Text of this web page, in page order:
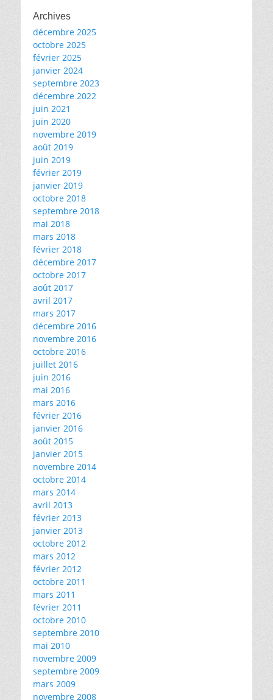
Archives
décembre 2025
octobre 2025
février 2025
janvier 2024
septembre 2023
décembre 2022
juin 2021
juin 2020
novembre 2019
août 2019
juin 2019
février 2019
janvier 2019
octobre 2018
septembre 2018
mai 2018
mars 2018
février 2018
décembre 2017
octobre 2017
août 2017
avril 2017
mars 2017
décembre 2016
novembre 2016
octobre 2016
juillet 2016
juin 2016
mai 2016
mars 2016
février 2016
janvier 2016
août 2015
janvier 2015
novembre 2014
octobre 2014
mars 2014
avril 2013
février 2013
janvier 2013
octobre 2012
mars 2012
février 2012
octobre 2011
mars 2011
février 2011
octobre 2010
septembre 2010
mai 2010
novembre 2009
septembre 2009
mars 2009
novembre 2008